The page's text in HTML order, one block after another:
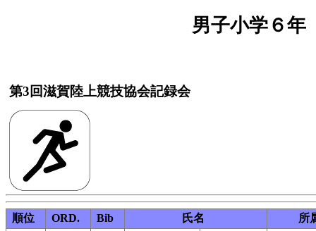
男子小学６年
第3回滋賀陸上競技協会記録会
順位 ORD. Bib 氏名 所